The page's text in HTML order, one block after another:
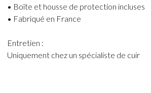
• Boîte et housse de protection incluses
• Fabriqué en France
Entretien :
Uniquement chez un spécialiste de cuir